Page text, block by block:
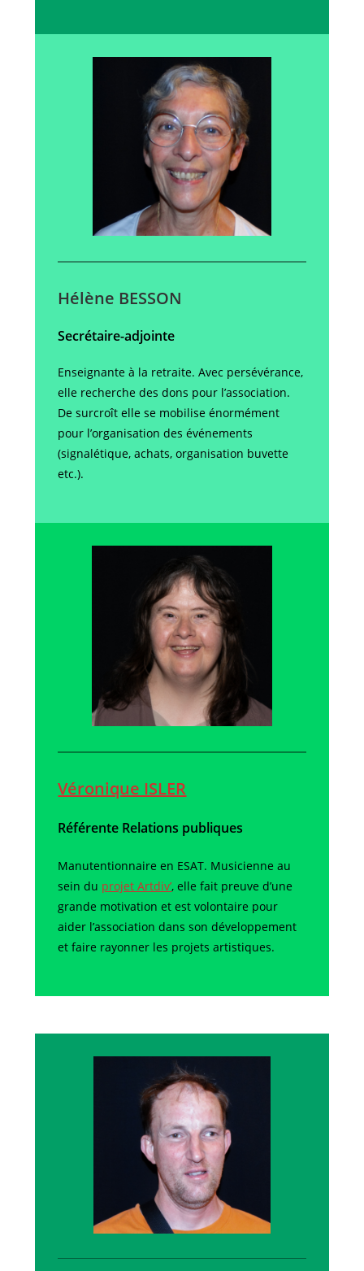
Hélène BESSON
Secrétaire-adjointe
Enseignante à la retraite. Avec persévérance,
elle recherche des dons pour l’association.
De surcroît elle se mobilise énormément
pour l’organisation des événements
(signalétique, achats, organisation buvette
etc.).
Véronique ISLER
Référente Relations publiques
Manutentionnaire en ESAT. Musicienne au
sein du projet Artdiv’, elle fait preuve d’une
grande motivation et est volontaire pour
aider l’association dans son développement
et faire rayonner les projets artistiques.